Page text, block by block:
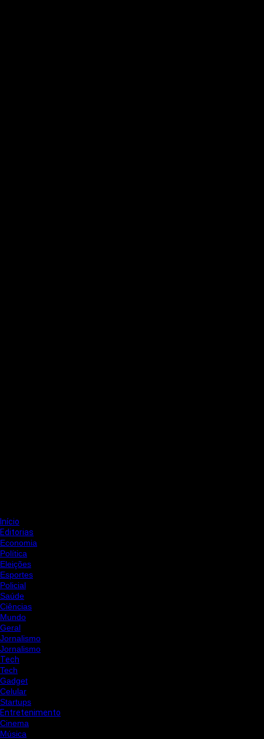
Início
Editorias
Economia
Política
Eleições
Esportes
Policial
Saúde
Ciências
Mundo
Geral
Jornalismo
Jornalismo
Tech
Tech
Gadget
Celular
Startups
Entretenimento
Cinema
Música